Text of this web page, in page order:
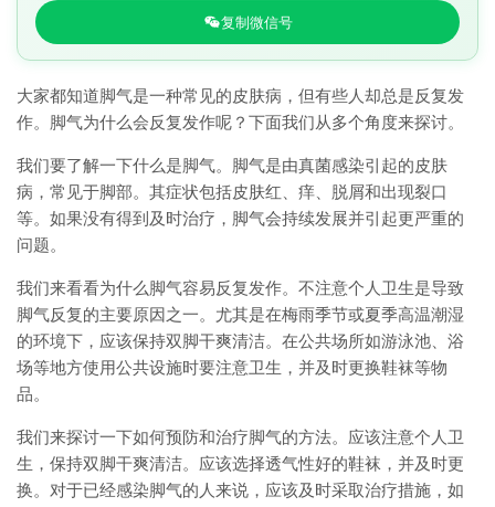
复制微信号
大家都知道脚气是一种常见的皮肤病，但有些人却总是反复发
作。脚气为什么会反复发作呢？下面我们从多个角度来探讨。
我们要了解一下什么是脚气。脚气是由真菌感染引起的皮肤
病，常见于脚部。其症状包括皮肤红、痒、脱屑和出现裂口
等。如果没有得到及时治疗，脚气会持续发展并引起更严重的
问题。
我们来看看为什么脚气容易反复发作。不注意个人卫生是导致
脚气反复的主要原因之一。尤其是在梅雨季节或夏季高温潮湿
的环境下，应该保持双脚干爽清洁。在公共场所如游泳池、浴
场等地方使用公共设施时要注意卫生，并及时更换鞋袜等物
品。
我们来探讨一下如何预防和治疗脚气的方法。应该注意个人卫
生，保持双脚干爽清洁。应该选择透气性好的鞋袜，并及时更
换。对于已经感染脚气的人来说，应该及时采取治疗措施，如